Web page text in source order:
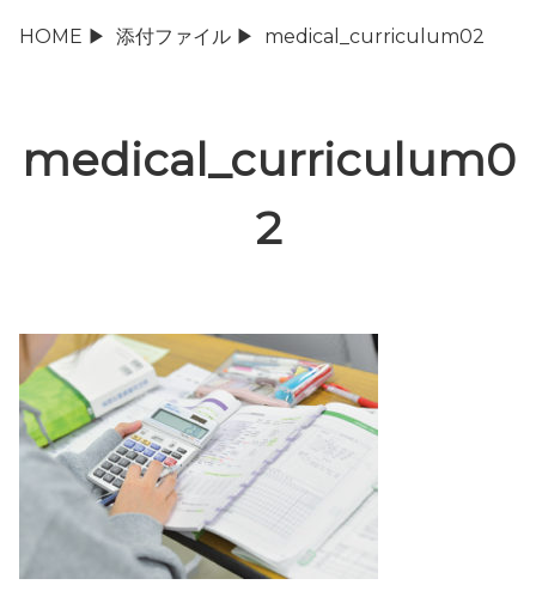
HOME ▶ 添付ファイル ▶ medical_curriculum02
medical_curriculum0
2